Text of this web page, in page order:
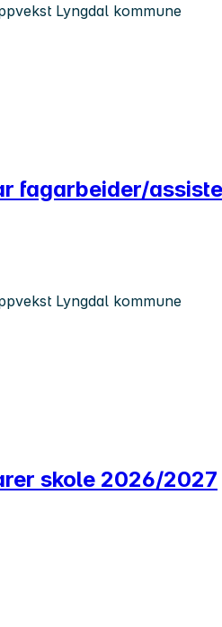
Lyngdal kommune
fagarbeider/
Lyngdal kommune
skole 2026/2027